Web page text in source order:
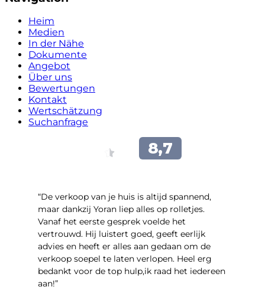
Heim
Medien
In der Nähe
Dokumente
Angebot
Über uns
Bewertungen
Kontakt
Wertschätzung
Suchanfrage
“​De verkoop van je huis is altijd spannend,
maar dankzij Yoran liep alles op rolletjes.
Vanaf het eerste gesprek voelde het
vertrouwd. Hij luistert goed, geeft eerlijk
advies en heeft er alles aan gedaan om de
verkoop soepel te laten verlopen. Heel erg
bedankt voor de top hulp,ik raad het iedereen
aan!”